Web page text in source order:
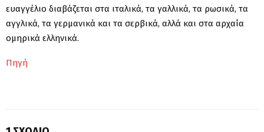
ευαγγέλιο διαβάζεται στα ιταλικά, τα γαλλικά, τα ρωσικά, τα
αγγλικά, τα γερμανικά και τα σερβικά, αλλά και στα αρχαία
ομηρικά ελληνικά.
Πηγή